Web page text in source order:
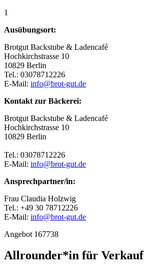
1
Ausübungsort:
Brotgut Backstube & Ladencafé
Hochkirchstrasse 10
10829 Berlin
Tel.: 03078712226
E-Mail: info@brot-gut.de
Kontakt zur Bäckerei:
Brotgut Backstube & Ladencafé
Hochkirchstrasse 10
10829 Berlin
Tel.: 03078712226
E-Mail: info@brot-gut.de
Ansprechpartner/in:
Frau Claudia Holzwig
Tel.: +49 30 78712226
E-Mail: info@brot-gut.de
Angebot 167738
Allrounder*in für Verkauf